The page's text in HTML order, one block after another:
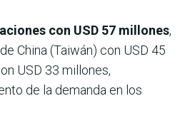
con USD 57 millones,
China (Taiwán) con USD 45
USD 33 millones,
de la demanda en los